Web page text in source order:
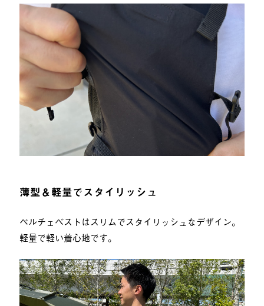
薄型＆軽量でスタイリッシュ
ペルチェベストはスリムでスタイリッシュなデザイン。
軽量で軽い着心地です。